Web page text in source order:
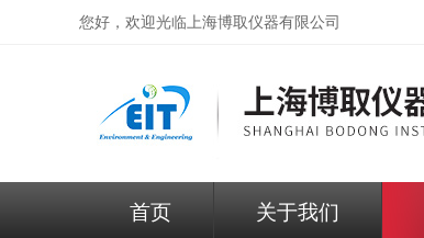
您好，欢迎光临上海博取仪器有限公司
首页 关于我们